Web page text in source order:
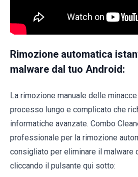
Rimozione automatica
malware dal tuo Android:
La rimozione manuale delle
processo lungo e complicato che
informatiche avanzate. Combo
professionale per la rimozione
consigliato per eliminare il malware
cliccando il pulsante qui sotto: